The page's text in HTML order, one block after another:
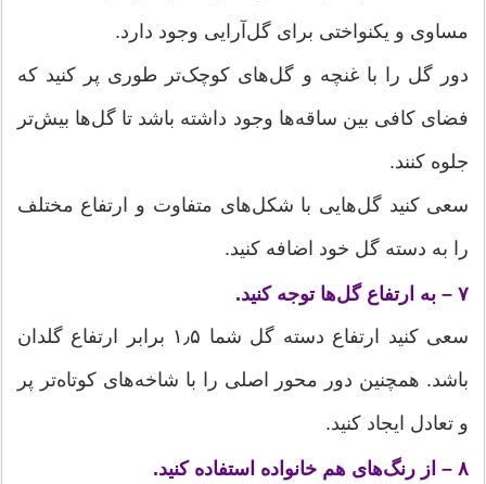
مساوی و یکنواختی برای گل‌آرایی وجود دارد.
دور گل را با غنچه و گل‌های کوچک‌تر طوری پر کنید که
فضای کافی بین ساقه‌ها وجود داشته باشد تا گل‌ها بیش‌تر
جلوه کنند.
سعی کنید گل‌هایی با شکل‌های متفاوت و ارتفاع مختلف
را به دسته گل‌ خود اضافه کنید.
۷ – به ارتفاع گل‌ها توجه کنید.
سعی کنید ارتفاع دسته گل شما ۱٫۵ برابر ارتفاع گلدان
باشد. همچنین دور محور اصلی را با شاخه‌های کوتاه‌تر پر
و تعادل ایجاد کنید.
۸ – از رنگ‌های هم خانواده استفاده کنید.